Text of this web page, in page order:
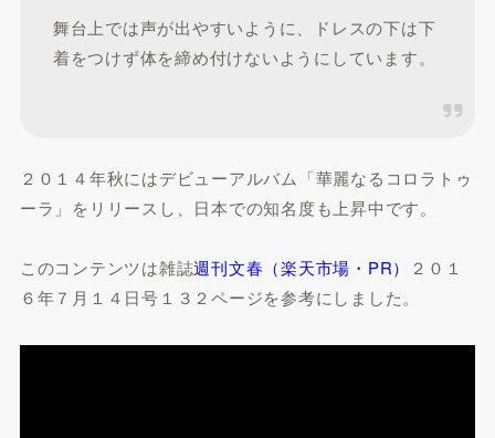
舞台上では声が出やすいように、ドレスの下は下
着をつけず体を締め付けないようにしています。
２０１４年秋にはデビューアルバム「華麗なるコロラトゥ
ーラ」をリリースし、日本での知名度も上昇中です。
このコンテンツは雑誌週刊文春（楽天市場・PR）
２０１
６年７月１４日号１３２ページを参考にしました。